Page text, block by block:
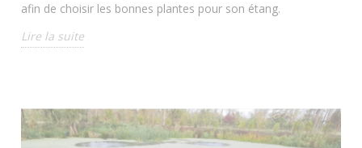
afin de choisir les bonnes plantes pour son étang.
Lire la suite